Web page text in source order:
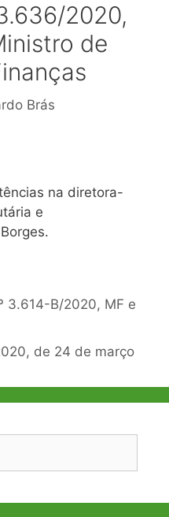
2020,
de
Brás
na diretora-
e
3.614-B/2020, MF e
de 24 de março